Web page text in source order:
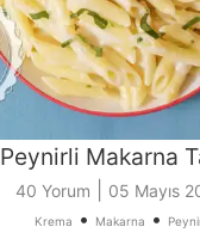
Peynirli Makarna
40 Yorum 05 Mayıs
Krema • Makarna •